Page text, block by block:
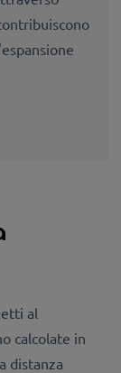
al
calcolate in
distanza